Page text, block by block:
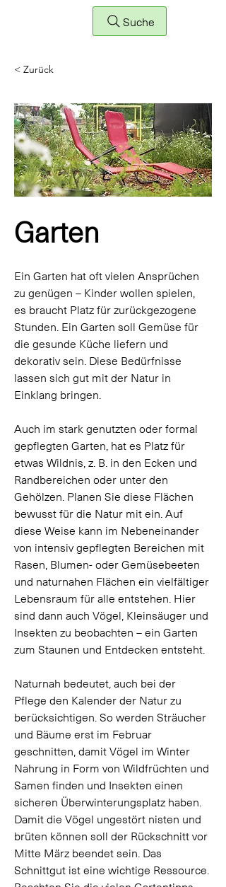
Suche
< Zurück
Garten
Ein Garten hat oft vielen Ansprüchen
zu genügen – Kinder wollen spielen,
es braucht Platz für zurückgezogene
Stunden. Ein Garten soll Gemüse für
die gesunde Küche liefern und
dekorativ sein. Diese Bedürfnisse
lassen sich gut mit der Natur in
Einklang bringen.
Auch im stark genutzten oder formal
gepflegten Garten, hat es Platz für
etwas Wildnis, z. B. in den Ecken und
Randbereichen oder unter den
Gehölzen. Planen Sie diese Flächen
bewusst für die Natur mit ein. Auf
diese Weise kann im Nebeneinander
von intensiv gepflegten Bereichen mit
Rasen, Blumen- oder Gemüsebeeten
und naturnahen Flächen ein vielfältiger
Lebensraum für alle entstehen. Hier
sind dann auch Vögel, Kleinsäuger und
Insekten zu beobachten – ein Garten
zum Staunen und Entdecken entsteht.
Naturnah bedeutet, auch bei der
Pflege den Kalender der Natur zu
berücksichtigen. So werden Sträucher
und Bäume erst im Februar
geschnitten, damit Vögel im Winter
Nahrung in Form von Wildfrüchten und
Samen finden und Insekten einen
sicheren Überwinterungsplatz haben.
Damit die Vögel ungestört nisten und
brüten können soll der Rückschnitt vor
Mitte März beendet sein. Das
Schnittgut ist eine wichtige Ressource.